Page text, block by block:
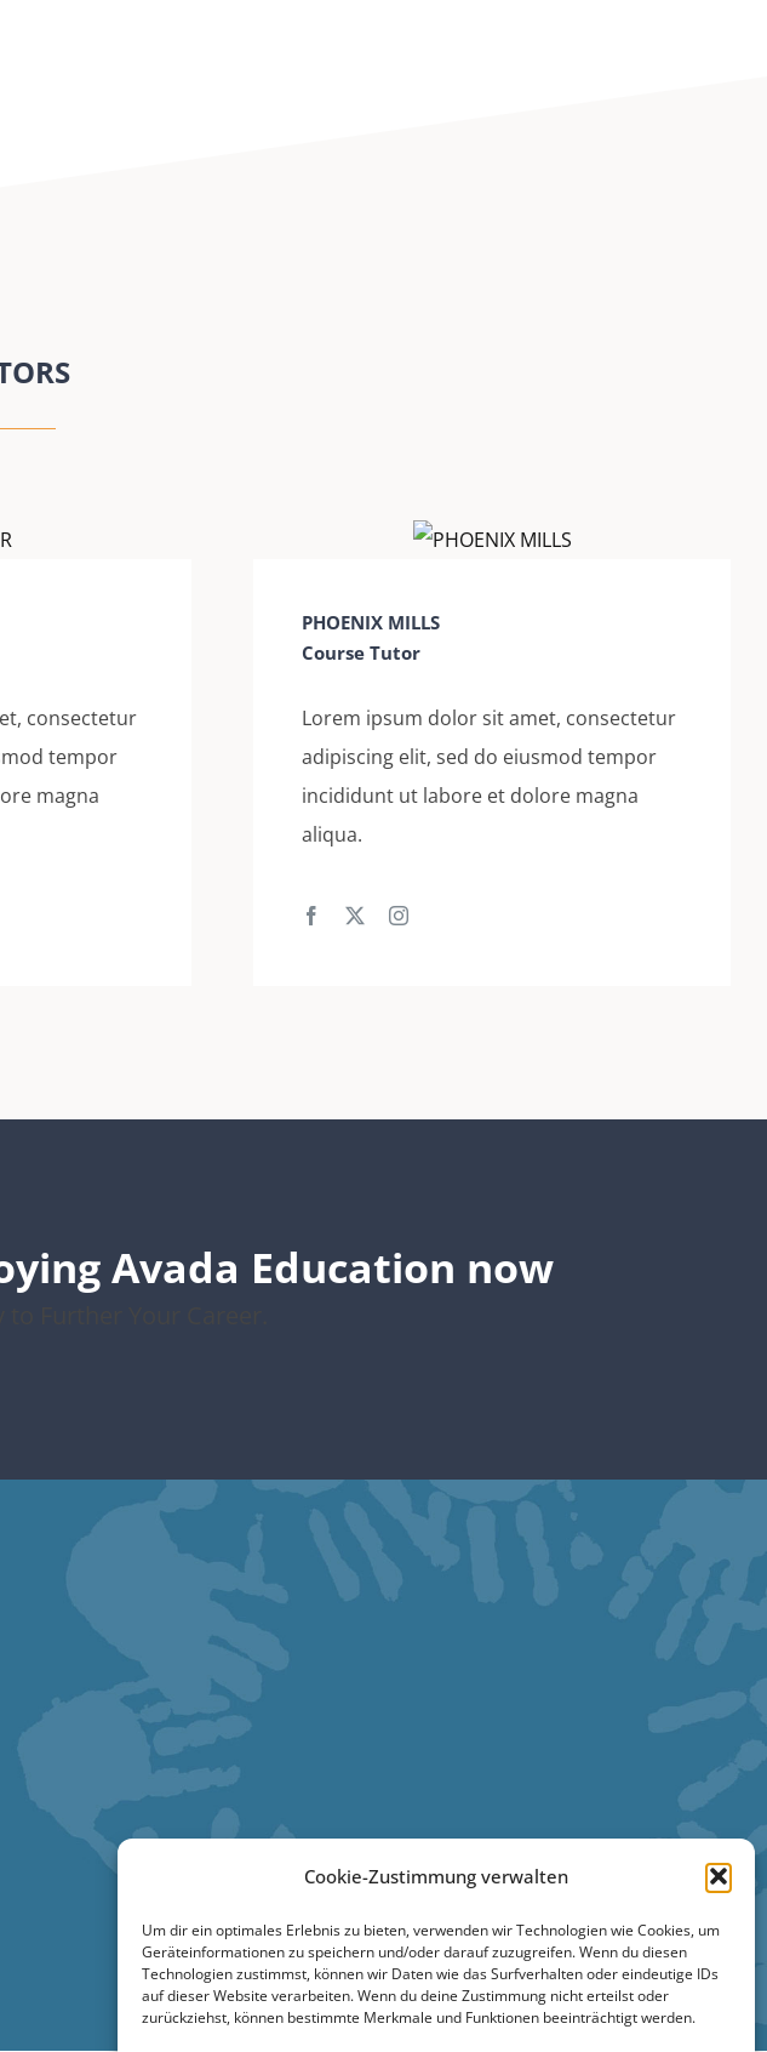
Cookie-Zustimmung verwalten
Um dir ein optimales Erlebnis zu bieten, verwenden wir Technologien wie Cookies, um
Geräteinformationen zu speichern und/oder darauf zuzugreifen. Wenn du diesen
Technologien zustimmst, können wir Daten wie das Surfverhalten oder eindeutige IDs
auf dieser Website verarbeiten. Wenn du deine Zustimmung nicht erteilst oder
zurückziehst, können bestimmte Merkmale und Funktionen beeinträchtigt werden.
consectetur
tempor
magna
PHOENIX MILLS
Course Tutor
Lorem ipsum dolor sit amet, consectetur
adipiscing elit, sed do eiusmod tempor
incididunt ut labore et dolore magna
aliqua.
Avada Education now
Further Your Career.